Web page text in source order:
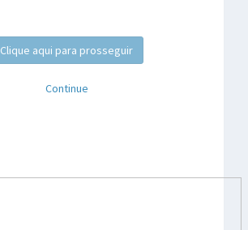
Clique aqui para prosseguir
Continue